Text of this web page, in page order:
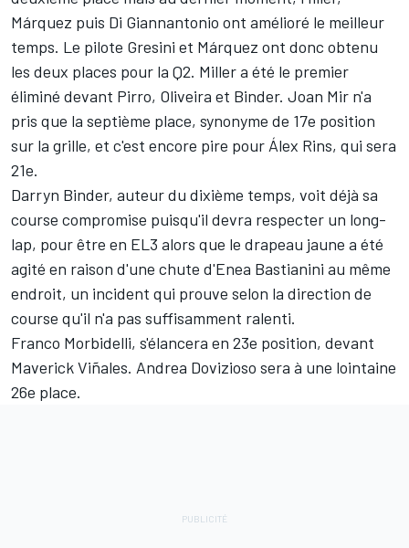
Márquez puis Di Giannantonio ont amélioré le meilleur
temps. Le pilote Gresini et Márquez ont donc obtenu
les deux places pour la Q2. Miller a été le premier
éliminé devant Pirro, Oliveira et Binder. Joan Mir n'a
pris que la septième place, synonyme de 17e position
sur la grille, et c'est encore pire pour Álex Rins, qui sera
21e.
Darryn Binder, auteur du dixième temps, voit déjà sa
course compromise puisqu'il devra respecter un long-
lap, pour être en EL3 alors que le drapeau jaune a été
agité en raison d'une chute d'Enea Bastianini au même
endroit, un incident qui prouve selon la direction de
course qu'il n'a pas suffisamment ralenti.
Franco Morbidelli, s'élancera en 23e position, devant
Maverick Viñales. Andrea Dovizioso sera à une lointaine
26e place.